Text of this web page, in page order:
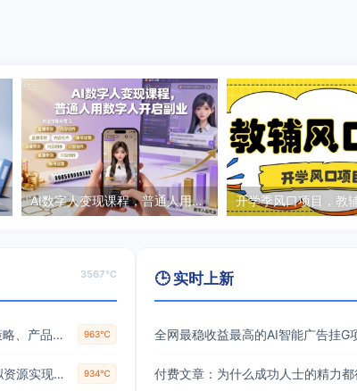
AI数字人变现课程，普通人用数字人开启副业
3567℃
财务IP变现必修课：从定位策略、产品设计到流量变现形成完整闭环 963℃
闲鱼小众暴利赛道，靠卖虚拟资源实现月入过万，谁做谁赚钱 934℃
🕒 实时上新
付费文章：为什么成功人士的精力都